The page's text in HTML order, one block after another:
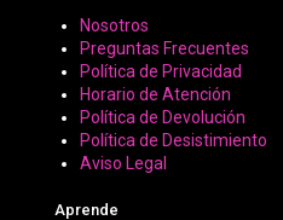
Nosotros
Preguntas Frecuentes
Política de Privacidad
Horario de Atención
Política de Devolución
Política de Desistimiento
Aviso Legal
Aprende